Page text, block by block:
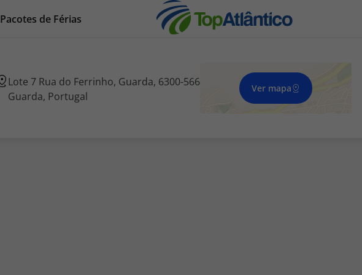
Pacotes de Férias
Lote 7 Rua do Ferrinho, Guarda, 6300-566
Guarda, Portugal
Ver mapa